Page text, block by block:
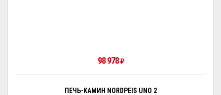
98 978₽
ПЕЧЬ-КАМИН NORDPEIS UNO 2